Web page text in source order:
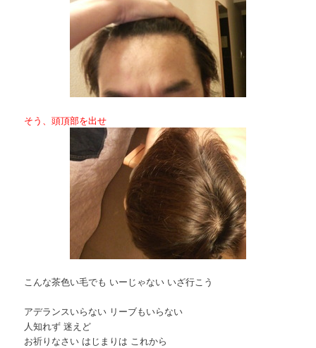
そう、頭頂部を出せ
こんな茶色い毛でも いーじゃない いざ行こう
アデランスいらない リーブもいらない
人知れず 迷えど
お祈りなさい はじまりは これから